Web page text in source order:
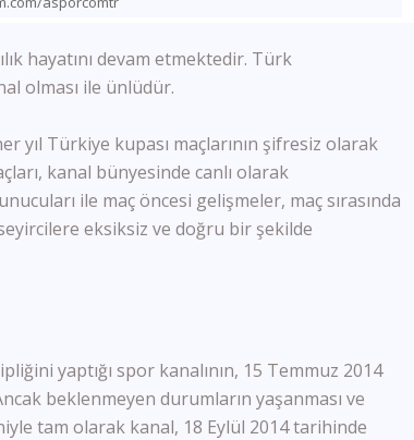
TGRT Haber
TRT Spor
CBC Sport
Sports Tv
Tivibu Spor
hayatını devam etmektedir. Türk
olması ile ünlüdür.
yıl Türkiye kupası maçlarının şifresiz olarak
kanal bünyesinde canlı olarak
ile maç öncesi gelişmeler, maç sırasında
eksiksiz ve doğru bir şekilde
yaptığı spor kanalının, 15 Temmuz 2014
beklenmeyen durumların yaşanması ve
tam olarak kanal, 18 Eylül 2014 tarihinde